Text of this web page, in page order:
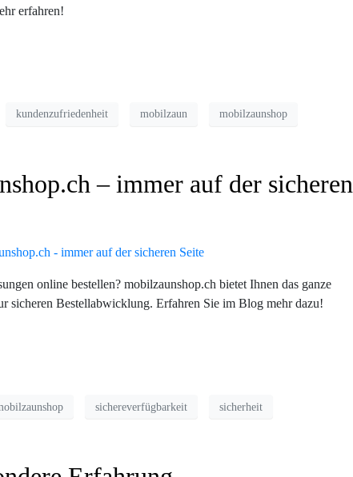
erfahren!
kundenzufriedenheit mobilzaun mobilzaunshop
– immer auf der sicheren
online bestellen? mobilzaunshop.ch bietet Ihnen das ganze
sicheren Bestellabwicklung. Erfahren Sie im Blog mehr dazu!
sichereverfügbarkeit sicherheit